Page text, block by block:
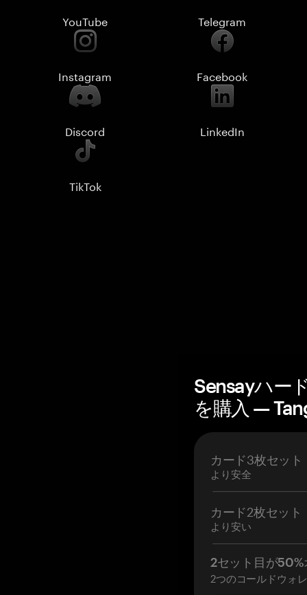
YouTube Telegram
Instagram Facebook
Discord LinkedIn
TikTok
Sensayハー
を購入 —
カード3枚セット
より安全
カード2枚セット
より安い
2セット目が50%
2つのコールドウォ